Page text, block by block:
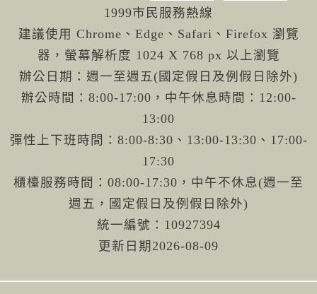
1999市民服務熱線
建議使用 Chrome、Edge、Safari、Firefox 瀏覽
器，螢幕解析度 1024 X 768 px 以上瀏覽
辦公日期：週一至週五(國定假日及例假日除外)
辦公時間：8:00-17:00，中午休息時間：12:00-
13:00
彈性上下班時間：8:00-8:30、13:00-13:30、17:00-
17:30
櫃檯服務時間：08:00-17:30，中午不休息(週一至
週五，國定假日及例假日除外)
統一編號：10927394
更新日期 2026-08-09